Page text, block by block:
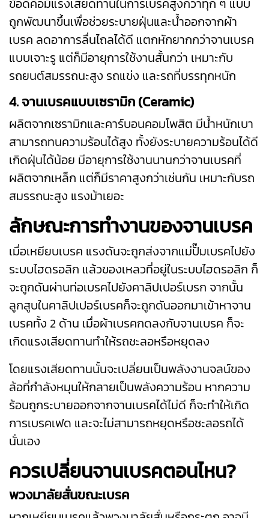
ข้อดีคือมีแรงเสียดทานในการเบรคสูงกว่าทุก ๆ แบบ
ถูกพัฒนาขึ้นเพื่อช่วยระบายฝุ่นและน้ำออกจากผ้า
เบรค ลดอาการลื่นไถลได้ดี แตกหักยากกว่าจานเบรค
แบบเจาะรู แต่ก็มีอายุการใช้งานสั้นกว่า เหมาะกับ
รถยนต์สมรรถนะสูง รถแข่ง และรถที่บรรทุกหนัก
4. จานเบรคแบบเซรามิก (Ceramic)
ผลิตจากเซรามิกและคาร์บอนคอมโพสิต มีน้ำหนักเบา
สามารถทนความร้อนได้สูง ทั้งยังระบายความร้อนได้ดี
เกิดฝุ่นได้น้อย มีอายุการใช้งานนานกว่าจานเบรคที่
ผลิตจากเหล็ก แต่ก็มีราคาสูงกว่าเช่นกัน เหมาะกับรถ
สมรรถนะสูง แรงม้าเยอะ
ลักษณะการทำงานของจานเบรค
เมื่อเหยียบเบรค แรงดันจะถูกส่งจากแม่ปั๊มเบรคไปยัง
ระบบไฮดรอลิก แล้วของเหลวที่อยู่ในระบบไฮดรอลิก ก็
จะถูกดันผ่านท่อเบรคไปยังคาลิปเปอร์เบรก จากนั้น
ลูกสูบในคาลิปเปอร์เบรคก็จะถูกดันออกมาเข้าหาจาน
เบรคทั้ง 2 ด้าน เมื่อผ้าเบรคกดลงกับจานเบรค ก็จะ
เกิดแรงเสียดทานทำให้รถชะลอหรือหยุดลง
โดยแรงเสียดทานนั้นจะเปลี่ยนเป็นพลังงานจลน์ของ
ล้อที่กำลังหมุนให้กลายเป็นพลังความร้อน หากความ
ร้อนถูกระบายออกจากจานเบรคได้ไม่ดี ก็จะทำให้เกิด
การเบรคเฟด และจะไม่สามารถหยุดหรือชะลอรถได้
นั่นเอง
ควรเปลี่ยนจานเบรคตอนไหน?
พวงมาลัยสั่นขณะเบรค